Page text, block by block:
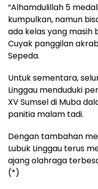
“Alhamdulillah 5
kumpulkan, namun
ada kelas yang masih
Cuyak panggilan
Sepeda.
Untuk sementara,
Linggau menduduki
XV Sumsel di Muba
panitia malam tadi.
Dengan tambahan
Lubuk Linggau terus
ajang olahraga
(*)